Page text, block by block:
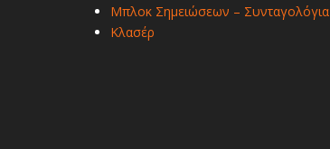
Μπλοκ Σημειώσεων – Συνταγολόγια
Κλασέρ